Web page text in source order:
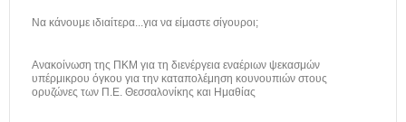
Να κάνουμε ιδιαίτερα...για να είμαστε σίγουροι;
Ανακοίνωση της ΠΚΜ για τη διενέργεια εναέριων ψεκασμών
υπέρμικρου όγκου για την καταπολέμηση κουνουπιών στους
ορυζώνες των Π.Ε. Θεσσαλονίκης και Ημαθίας